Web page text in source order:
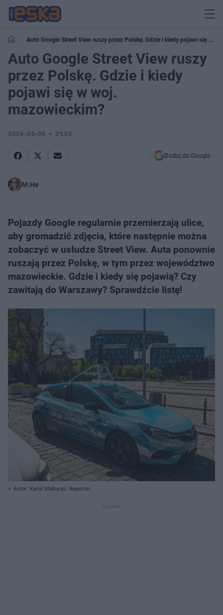
Auto Google Street View ruszy przez Polskę. Gdzie i kiedy pojawi się w
woj. mazowieckim?
Auto Google Street View ruszy
przez Polskę. Gdzie i kiedy
pojawi się w woj.
mazowieckim?
2024-06-06 21:23
Dodaj do Google
M.He
Pojazdy Google regularnie przemierzają ulice,
aby gromadzić zdjęcia, które następnie można
zobaczyć w usłudze Street View. Auta ponownie
ruszają przez Polskę, w tym przez województwo
mazowieckie. Gdzie i kiedy się pojawią? Czy
zawitają do Warszawy? Sprawdźcie listę!
Autor: Karol Makurat/ Reporter